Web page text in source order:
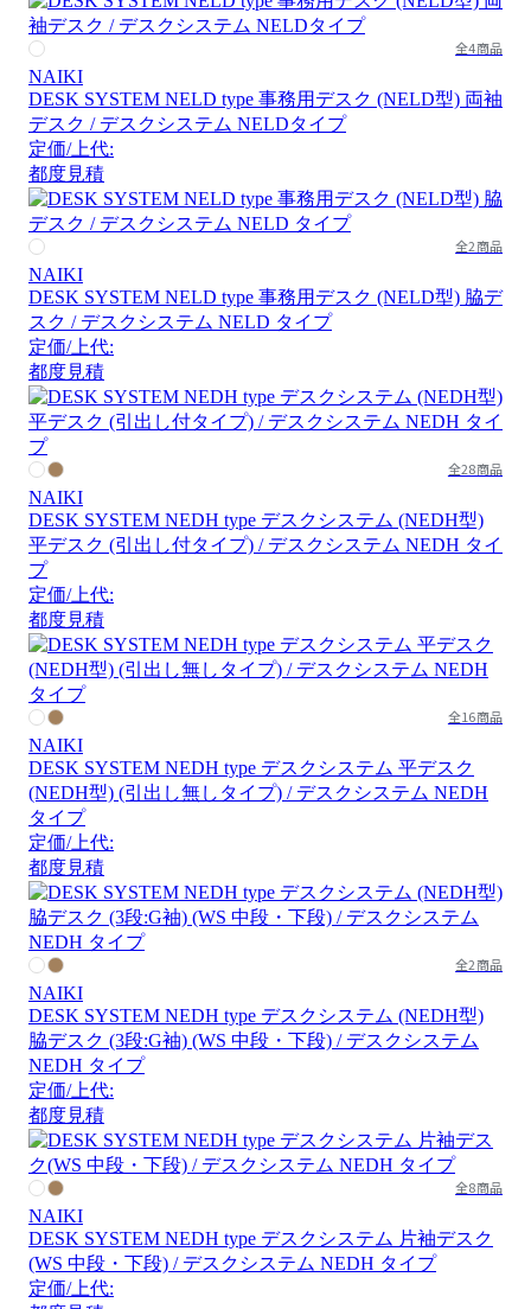
全4商品
NAIKI
DESK SYSTEM NELD type 事務用デスク (NELD型) 両袖
デスク / デスクシステム NELDタイプ
定価/上代:
都度見積
全2商品
NAIKI
DESK SYSTEM NELD type 事務用デスク (NELD型) 脇デ
スク / デスクシステム NELD タイプ
定価/上代:
都度見積
全28商品
NAIKI
DESK SYSTEM NEDH type デスクシステム (NEDH型)
平デスク (引出し付タイプ) / デスクシステム NEDH タイ
プ
定価/上代:
都度見積
全16商品
NAIKI
DESK SYSTEM NEDH type デスクシステム 平デスク
(NEDH型) (引出し無しタイプ) / デスクシステム NEDH
タイプ
定価/上代:
都度見積
全2商品
NAIKI
DESK SYSTEM NEDH type デスクシステム (NEDH型)
脇デスク (3段:G袖) (WS 中段・下段) / デスクシステム
NEDH タイプ
定価/上代:
都度見積
全8商品
NAIKI
DESK SYSTEM NEDH type デスクシステム 片袖デスク
(WS 中段・下段) / デスクシステム NEDH タイプ
定価/上代: